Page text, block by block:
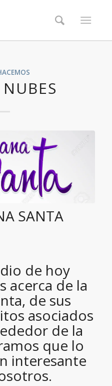
SANTA
de hoy
acerca de la
de sus
asociados
de la
que lo
interesante